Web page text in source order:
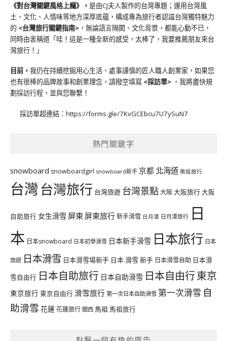
《對台灣關鍵風格上癮》 ， 是由CJ夫人製作的台灣專題；運用台灣風
土、文化、人情味等地方深厚底蘊，構成專為旅行者認識台灣獨特魅力
的 <台灣旅行關鍵指南> ，無論語言隔閡、文化背景，都能心動不已，
同時由衷稱道「哇！這是一種全新的感受，太棒了，我要推薦朋友來台
灣旅行！」
目前， 我仍在持續挖掘用心生活、處事謹慎的匠人職人創業家，如果您
也有很棒的品牌故事和創業理念，請撥空填寫 <採訪單> ，我將盡快規
劃採訪行程，並與您聯繫！
採訪單超連結： https://forms.gle/7KvGCEbcu7U7ySuN7
熱門關鍵字
snowboard snowboardgirl snowboard新手 京都 北海道 南投旅行
台灣台灣旅行 台灣旅遊 台灣景點大阪大阪旅行大阪
自助旅行 女生滑雪 屏東 屏東旅行新手滑雪 日月潭 日月潭旅行 日
本 日本snowboard 日本初學滑雪 日本新手滑雪 日本旅行 日本
旅遊 日本滑雪 日本滑雪場新手 日本 滑雪 新手 日本滑雪自助 日本滑
雪自由行 日本自助旅行 日本自助滑雪 日本自由行東京
東京旅行 東京自由行 滑雪旅行 第一次日本自助滑雪 第一次滑雪 自
助滑雪 花蓮花蓮旅行 關西 馬祖 馬祖旅行